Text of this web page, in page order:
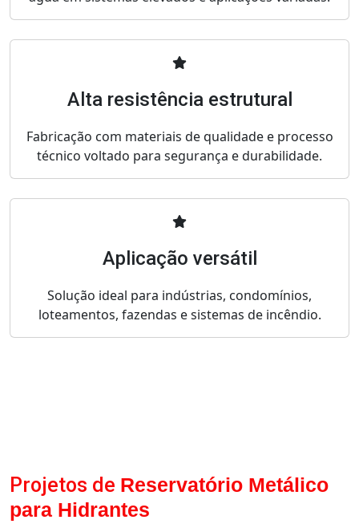
Alta resistência estrutural
Fabricação com materiais de qualidade e processo
técnico voltado para segurança e durabilidade.
Aplicação versátil
Solução ideal para indústrias, condomínios,
loteamentos, fazendas e sistemas de incêndio.
Projetos de Reservatório Metálico
para Hidrantes